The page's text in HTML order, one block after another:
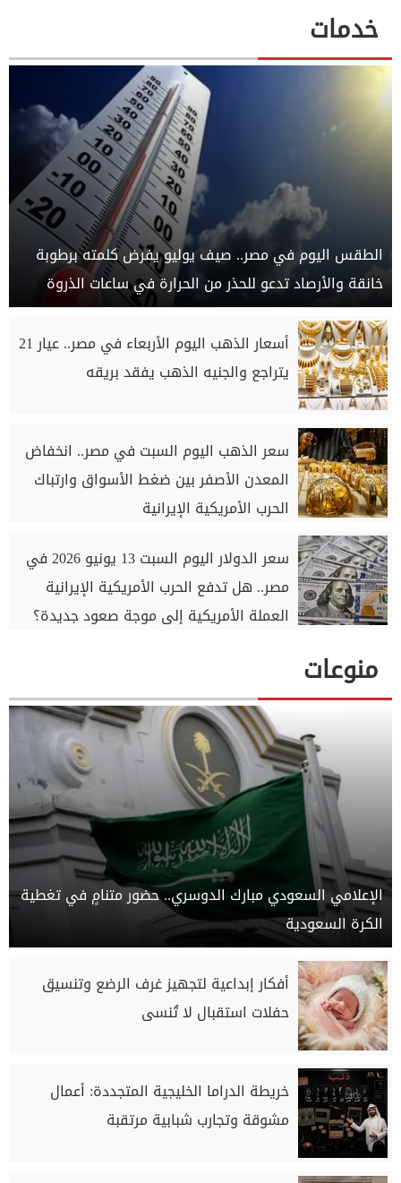
خدمات
الطقس اليوم في مصر.. صيف يوليو يفرض كلمته برطوبة
خانقة والأرصاد تدعو للحذر من الحرارة في ساعات الذروة
أسعار الذهب اليوم الأربعاء في مصر.. عيار 21
يتراجع والجنيه الذهب يفقد بريقه
سعر الذهب اليوم السبت في مصر.. انخفاض
المعدن الأصفر بين ضغط الأسواق وارتباك
الحرب الأمريكية الإيرانية
سعر الدولار اليوم السبت 13 يونيو 2026 في
مصر.. هل تدفع الحرب الأمريكية الإيرانية
العملة الأمريكية إلى موجة صعود جديدة؟
منوعات
الإعلامي السعودي مبارك الدوسري.. حضور متنامٍ في تغطية
الكرة السعودية
أفكار إبداعية لتجهيز غرف الرضع وتنسيق
حفلات استقبال لا تُنسى
خريطة الدراما الخليجية المتجددة: أعمال
مشوقة وتجارب شبابية مرتقبة